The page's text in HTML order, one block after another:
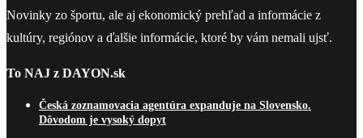
Novinky zo športu, ale aj ekonomický prehľad a informácie z
kultúry, regiónov a ďalšie informácie, ktoré by vám nemali ujsť.
To NAJ z DAYON.sk
Česká zoznamovacia agentúra expanduje na Slovensko.
Dôvodom je vysoký dopyt